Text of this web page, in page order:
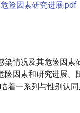
险因素研究进展.pdf
染情况及其危险因
险因素和研究进展
着一系列与性别认